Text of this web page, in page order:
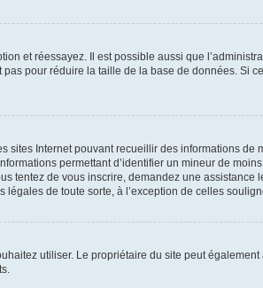
et réessayez. Il est possible aussi que
pour réduire la taille de la base de données. Si
sites Internet pouvant recueillir des informations de
permettant d’identifier un mineur de
tentez de vous inscrire, demandez une assistance
de toute sorte, à l’exception de celles
utiliser. Le propriétaire du site peut